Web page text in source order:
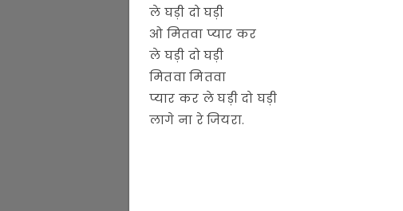
ले घड़ी दो घड़ी
ओ मितवा प्यार कर
ले घड़ी दो घड़ी
मितवा मितवा
प्यार कर ले घड़ी दो घड़ी
लागे ना रे जियरा.